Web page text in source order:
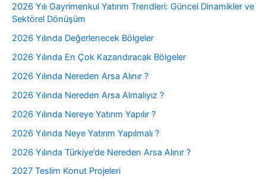
2026 Yılı Gayrimenkul Yatırım Trendleri: Güncel Dinamikler ve
Sektörel Dönüşüm
2026 Yılında Değerlenecek Bölgeler
2026 Yılında En Çok Kazandıracak Bölgeler
2026 Yılında Nereden Arsa Alınır ?
2026 Yılında Nereden Arsa Almalıyız ?
2026 Yılında Nereye Yatırım Yapılır ?
2026 Yılında Neye Yatırım Yapılmalı ?
2026 Yılında Türkiye’de Nereden Arsa Alınır ?
2027 Teslim Konut Projeleri